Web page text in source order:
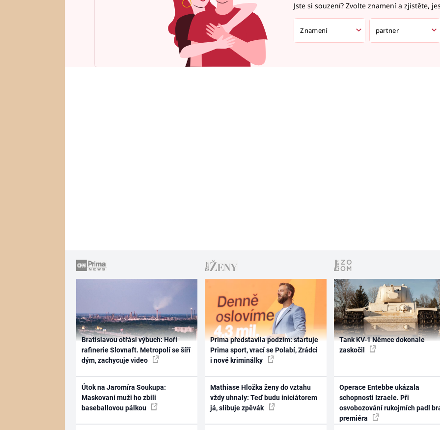
Jste si souzení? Zvolte znamení a zjistěte,
Bratislavou otřásl výbuch: Hoří
rafinerie Slovnaft. Metropolí se šíří
dým, zachycuje video
Útok na Jaromíra Soukupa:
Maskovaní muži ho zbili
baseballovou pálkou
Prima představila podzim: startuje
Prima sport, vrací se Polabí, Zrádci
i nové kriminálky
Mathiase Hložka ženy do vztahu
vždy uhnaly: Teď budu iniciátorem
já, slibuje zpěvák
Tank KV-1 Němce dokonale
zaskočil
Operace Entebbe ukázala
schopnosti Izraele. Při
osvobozování rukojmích padl
premiéra